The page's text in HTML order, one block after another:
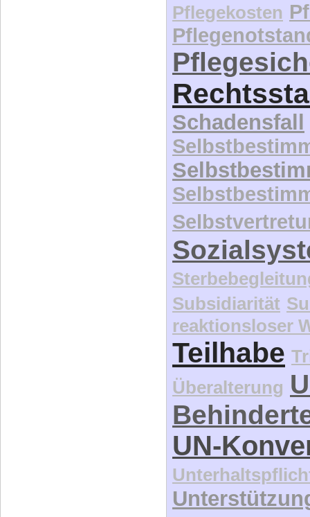
Pflegekosten
Schadensfall
Subsidiarität
reaktionsloser
Teilhabe
Überalterung
UN-